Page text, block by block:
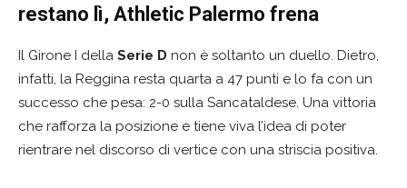
restano lì, Athletic Palermo frena
Il Girone I della Serie D non è soltanto un duello. Dietro,
infatti, la Reggina resta quarta a 47 punti e lo fa con un
successo che pesa: 2-0 sulla Sancataldese. Una vittoria
che rafforza la posizione e tiene viva l’idea di poter
rientrare nel discorso di vertice con una striscia positiva.